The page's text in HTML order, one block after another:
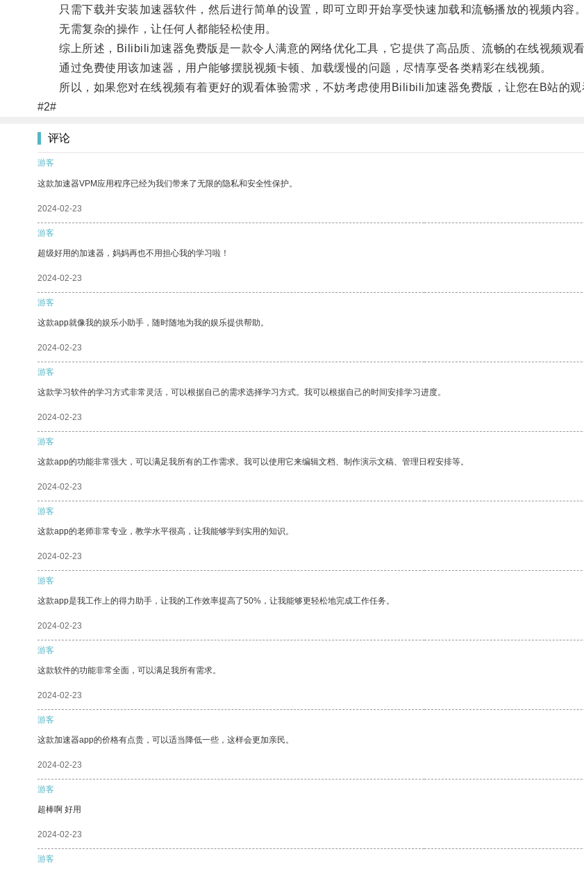
只需下载并安装加速器软件，然后进行简单的设置，即可立即开始享受快速加载和流畅播放的视频内容。
无需复杂的操作，让任何人都能轻松使用。
综上所述，Bilibili加速器免费版是一款令人满意的网络优化工具，它提供了高品质、流畅的在线视频观看
通过免费使用该加速器，用户能够摆脱视频卡顿、加载缓慢的问题，尽情享受各类精彩在线视频。
所以，如果您对在线视频有着更好的观看体验需求，不妨考虑使用Bilibili加速器免费版，让您在B站的观
#2#
评论
游客
这款加速器VPM应用程序已经为我们带来了无限的隐私和安全性保护。
2024-02-23
游客
超级好用的加速器，妈妈再也不用担心我的学习啦！
2024-02-23
游客
这款app就像我的娱乐小助手，随时随地为我的娱乐提供帮助。
2024-02-23
游客
这款学习软件的学习方式非常灵活，可以根据自己的需求选择学习方式。我可以根据自己的时间安排学习进度。
2024-02-23
游客
这款app的功能非常强大，可以满足我所有的工作需求。我可以使用它来编辑文档、制作演示文稿、管理日程安排等。
2024-02-23
游客
这款app的老师非常专业，教学水平很高，让我能够学到实用的知识。
2024-02-23
游客
这款app是我工作上的得力助手，让我的工作效率提高了50%，让我能够更轻松地完成工作任务。
2024-02-23
游客
这款软件的功能非常全面，可以满足我所有需求。
2024-02-23
游客
这款加速器app的价格有点贵，可以适当降低一些，这样会更加亲民。
2024-02-23
游客
超棒啊 好用
2024-02-23
游客